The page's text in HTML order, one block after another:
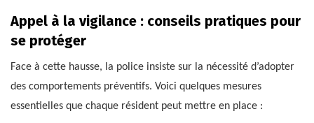
Appel à la vigilance : conseils pratiques pour
se protéger
Face à cette hausse, la police insiste sur la nécessité d’adopter
des comportements préventifs. Voici quelques mesures
essentielles que chaque résident peut mettre en place :